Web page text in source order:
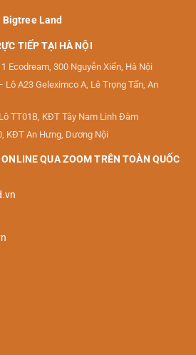
Land
TIẾP TẠI HÀ NỘI
Ecodream, 300 Nguyễn Xiển, Hà Nội
Lô A23 Geleximco A, Lê Trọng Tấn, An
TT01B, KĐT Tây Nam Linh Đàm
KĐT An Hưng, Dương Nội
QUA ZOOM TRÊN TOÀN QUỐC